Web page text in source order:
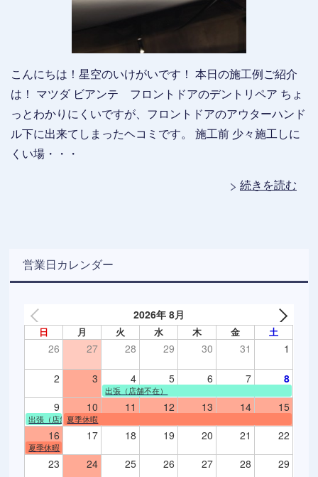
こんにちは！星空のいけがいです！ 本日の施工例ご紹介
は！ マツダ ビアンテ フロントドアのデントリペア ちょ
っとわかりにくいですが、フロントドアのアウターハンド
ル下に出来てしまったヘコミです。 施工前 少々施工しに
くい場・・・
続きを読む
営業日カレンダー
2026年 8月
日 月 火 水 木 金 土
26 27 28 29 30 31 1
2 3 4 5 6 7 8
出張（店舗不在）
9 10 11 12 13 14 15
出張（店舗不在）
夏季休暇
16 17 18 19 20 21 22
夏季休暇
23 24 25 26 27 28 29